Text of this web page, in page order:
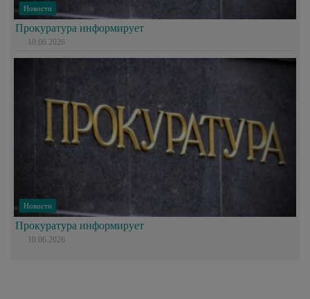
Новости
Прокуратура информирует
10.06.2026
Новости
Прокуратура информирует
10.06.2026